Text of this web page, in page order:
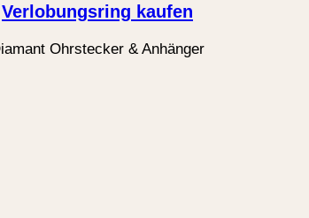
Verlobungsring kaufen
Ohrstecker & Anhänger